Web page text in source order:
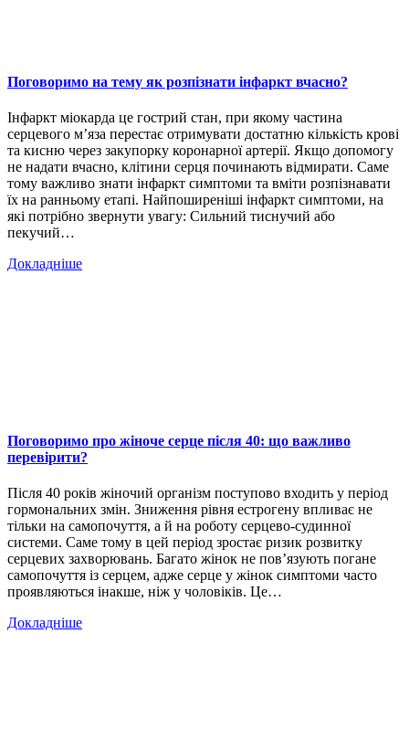
Поговоримо на тему як розпізнати інфаркт вчасно?
Інфаркт міокарда це гострий стан, при якому частина
серцевого м’яза перестає отримувати достатню кількість крові
та кисню через закупорку коронарної артерії. Якщо допомогу
не надати вчасно, клітини серця починають відмирати. Саме
тому важливо знати інфаркт симптоми та вміти розпізнавати
їх на ранньому етапі. Найпоширеніші інфаркт симптоми, на
які потрібно звернути увагу: Сильний тиснучий або
пекучий…
Докладніше
Поговоримо про жіноче серце після 40: що важливо
перевірити?
Після 40 років жіночий організм поступово входить у період
гормональних змін. Зниження рівня естрогену впливає не
тільки на самопочуття, а й на роботу серцево-судинної
системи. Саме тому в цей період зростає ризик розвитку
серцевих захворювань. Багато жінок не пов’язують погане
самопочуття із серцем, адже серце у жінок симптоми часто
проявляються інакше, ніж у чоловіків. Це…
Докладніше